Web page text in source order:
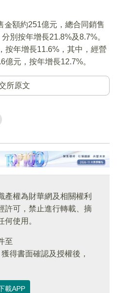
金額約251億元，總合同銷售
別按年增長21.8%及8.7%。
按年增長11.6%，其中，經營
元，按年增長12.7%。
所原文
產權為財華網及相關權利
許可，禁止進行轉載、摘
使用。
至
獲得書面確認及授權後，
載APP